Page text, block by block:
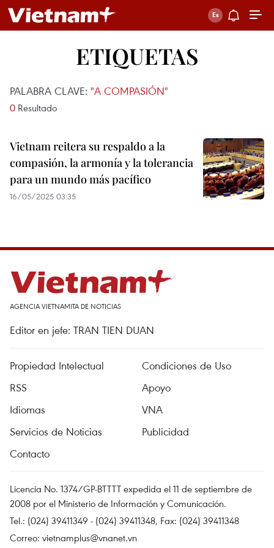
ETIQUETAS
PALABRA CLAVE: "A COMPASIÓN"
0 Resultado
Vietnam reitera su respaldo a la
compasión, la armonía y la tolerancia
para un mundo más pacífico
16/05/2025 03:35
AGENCIA VIETNAMITA DE NOTICIAS
Editor en jefe: TRAN TIEN DUAN
Propiedad Intelectual
Condiciones de Uso
RSS
Apoyo
Idiomas
VNA
Servicios de Noticias
Publicidad
Contacto
Licencia No. 1374/GP-BTTTT expedida el 11 de septiembre de
2008 por el Ministerio de Información y Comunicación.
Tel.: (024) 39411349 - (024) 39411348, Fax: (024) 39411348
Correo: vietnamplus@vnanet.vn